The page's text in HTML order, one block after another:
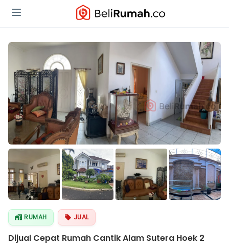
RUMAH JUAL
Dijual Cepat Rumah Cantik Alam Sutera Hoek 2